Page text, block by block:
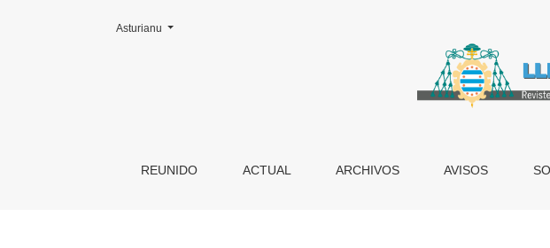
REUNIDO ACTUAL ARCHIVOS AVISOS
Cambiar la llingua. L'actual ye:
Asturianu